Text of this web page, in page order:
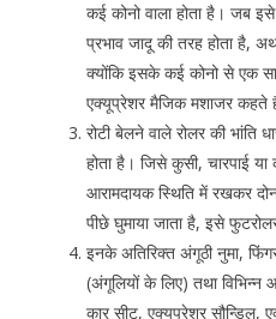
कई कोनो वाला होता है। जब
प्रभाव जादू की तरह होता है,
क्योंकि इसके कई कोनो से एक
एक्यूप्रेशर मैजिक मशाजर कहते
रोटी बेलने वाले रोलर की भांति
होता है। जिसे कुसी, चारपाई
आरामदायक स्थिति में रखकर
पीछे घुमाया जाता है, इसे
इनके अतिरिक्त अंगूठी नुमा,
(अंगूलियों के लिए) तथा
कार सीट, एक्यूप्रेशर सौन्डिल,